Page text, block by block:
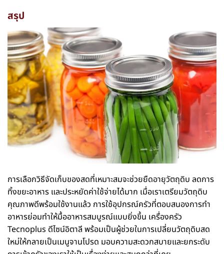
สรุป
การเลือกวิธีจัดเก็บของสดที่เหมาะสมจะช่วยยืดอายุวัตถุดิบ ลดการ
ทิ้งขยะอาหาร และประหยัดค่าใช้จ่ายได้มาก เมื่อเราเตรียมวัตถุดิบ
คุณภาพดีพร้อมใช้งานแล้ว การใช้อุปกรณ์ครัวที่ตอบสนองการทำ
อาหารย่อมทำให้มื้ออาหารสมบูรณ์แบบยิ่งขึ้น เครื่องครัว
Tecnoplus ดีไซน์อิตาลี พร้อมเป็นผู้ช่วยในการเปลี่ยนวัตถุดิบสด
ใหม่ให้กลายเป็นเมนูจานโปรด มอบความสะดวกสบายและยกระดับ